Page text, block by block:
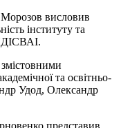
висловив
інституту та
змістовними
та освітньо-
Удод, Олександр
представив